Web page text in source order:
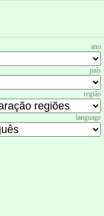
ano
país
região
language